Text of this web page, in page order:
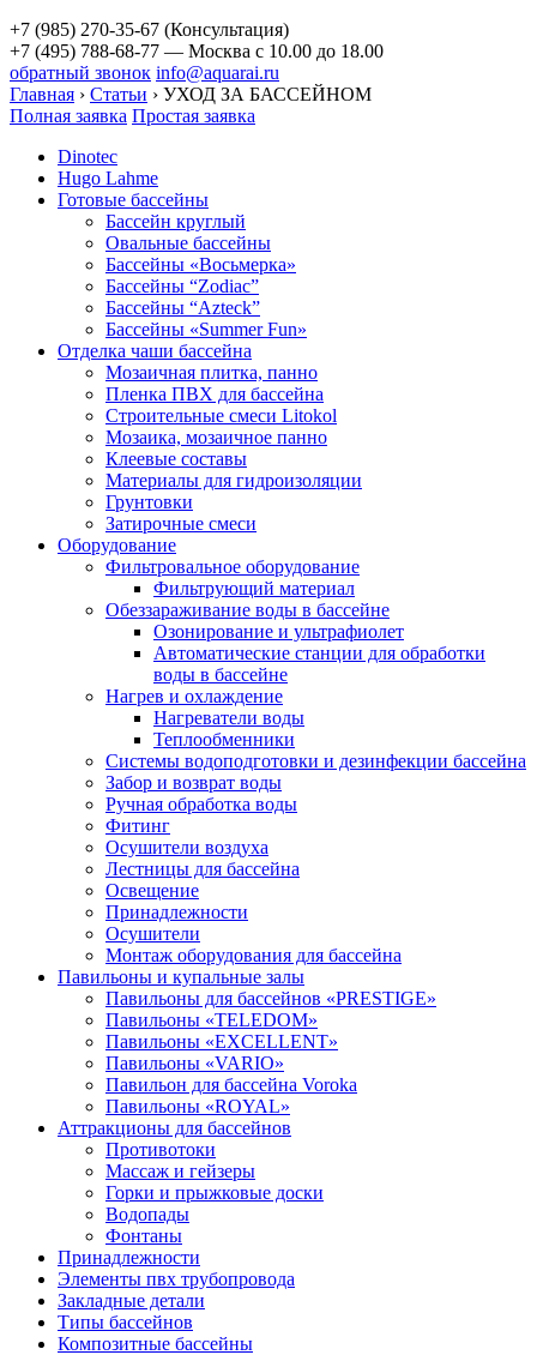
+7 (985) 270-35-67 (Консультация)
+7 (495) 788-68-77 — Москва с 10.00 до 18.00
обратный звонок info@aquarai.ru
Главная › Статьи › УХОД ЗА БАССЕЙНОМ
Полная заявка Простая заявка
Dinotec
Hugo Lahme
Готовые бассейны
Бассейн круглый
Овальные бассейны
Бассейны «Восьмерка»
Бассейны “Zodiac”
Бассейны “Azteck”
Бассейны «Summer Fun»
Отделка чаши бассейна
Мозаичная плитка, панно
Пленка ПВХ для бассейна
Строительные смеси Litokol
Мозаика, мозаичное панно
Клеевые составы
Материалы для гидроизоляции
Грунтовки
Затирочные смеси
Оборудование
Фильтровальное оборудование
Фильтрующий материал
Обеззараживание воды в бассейне
Озонирование и ультрафиолет
Автоматические станции для обработки
воды в бассейне
Нагрев и охлаждение
Нагреватели воды
Теплообменники
Системы водоподготовки и дезинфекции бассейна
Забор и возврат воды
Ручная обработка воды
Фитинг
Осушители воздуха
Лестницы для бассейна
Освещение
Принадлежности
Осушители
Монтаж оборудования для бассейна
Павильоны и купальные залы
Павильоны для бассейнов «PRESTIGE»
Павильоны «TELEDOM»
Павильоны «EXCELLENT»
Павильоны «VARIO»
Павильон для бассейна Voroka
Павильоны «ROYAL»
Аттракционы для бассейнов
Противотоки
Массаж и гейзеры
Горки и прыжковые доски
Водопады
Фонтаны
Принадлежности
Элементы пвх трубопровода
Закладные детали
Типы бассейнов
Композитные бассейны